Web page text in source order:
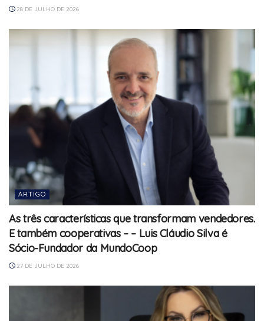
28 DE JULHO DE 2026
ARTIGO
As três características que transformam vendedores.
E também cooperativas – – Luis Cláudio Silva é
Sócio-Fundador da MundoCoop
27 DE JULHO DE 2026